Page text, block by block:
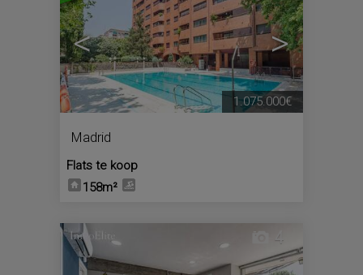
< >
Madrid
Flats te koop
158m²
1.075.000€
4